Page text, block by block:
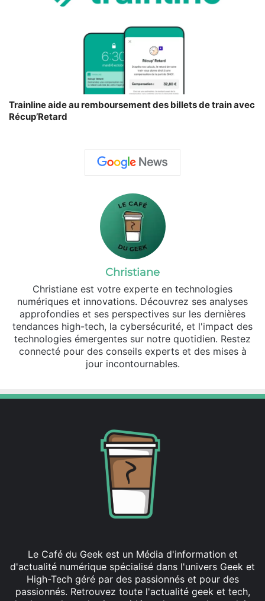
Trainline aide au remboursement des billets de train avec
Récup’Retard
Christiane
Christiane est votre experte en technologies
numériques et innovations. Découvrez ses analyses
approfondies et ses perspectives sur les dernières
tendances high-tech, la cybersécurité, et l'impact des
technologies émergentes sur notre quotidien. Restez
connecté pour des conseils experts et des mises à
jour incontournables.
Le Café du Geek est un Média d'information et
d'actualité numérique spécialisé dans l'univers Geek et
High-Tech géré par des passionnés et pour des
passionnés. Retrouvez toute l'actualité geek et tech,